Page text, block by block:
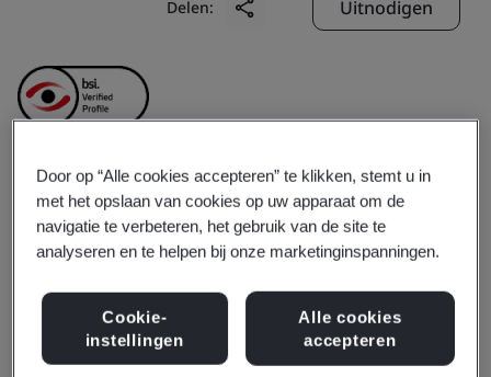
Delen: Uitnodigen
Shanghai Sieyuan Power
Capacitor Co., Ltd.
Business scope:The design and manufacture of power
capacitors and installations
Door op “Alle cookies accepteren” te klikken, stemt u in
met het opslaan van cookies op uw apparaat om de
navigatie te verbeteren, het gebruik van de site te
analyseren en te helpen bij onze marketinginspanningen.
Cookie-
instellingen
Alle cookies
accepteren